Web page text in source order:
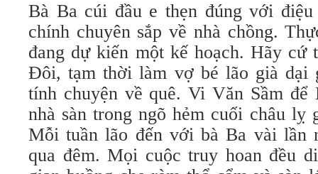
Bà Ba cúi đầu e thẹn đúng với
chính chuyên sắp về nhà chồng.
đang dự kiến một kế hoạch. Hãy cứ
Đôi, tạm thời làm vợ bé lão già dại
tính chuyện về quê. Vi Văn Sầm
nhà sàn trong ngõ hẻm cuối châu lỵ
Mỗi tuần lão đến với bà Ba vài lần
qua đêm. Mọi cuộc truy hoan đều